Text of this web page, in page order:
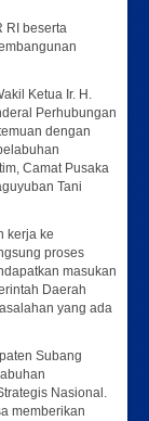
RI beserta
Ketua Ir. H.
Perhubungan
dengan
Camat Pusaka
Tani
kerja ke
proses
masukan
Daerah
yang ada
Subang
Nasional.
memberikan